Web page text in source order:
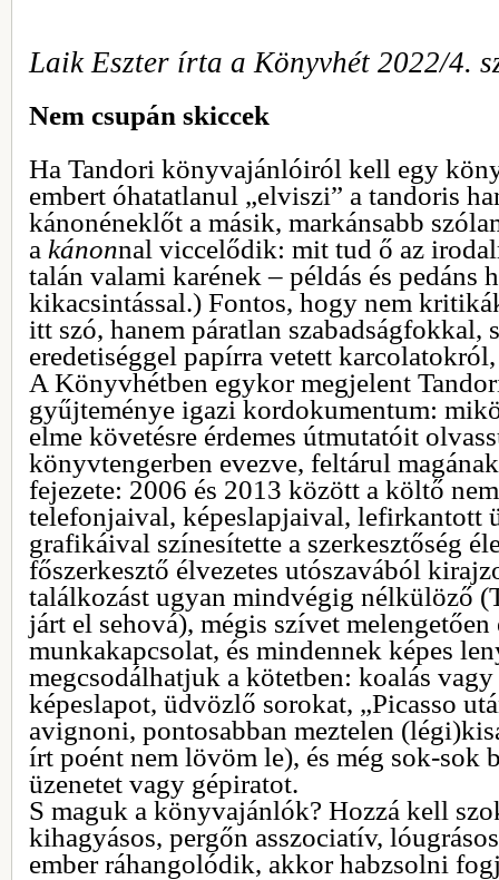
Laik Eszter írta a Könyvhét 2022/4.
Nem csupán skiccek
Ha Tandori könyvajánlóiról kell egy
embert óhatatlanul „elviszi” a tandoris
kánonéneklőt a másik, markánsabb
a kánonnal viccelődik: mit tud ő az
talán valami karének – példás és pedáns
kikacsintással.) Fontos, hogy nem
itt szó, hanem páratlan szabadságfokkal,
eredetiséggel papírra vetett
A Könyvhétben egykor megjelent
gyűjteménye igazi kordokumentum:
elme követésre érdemes útmutatóit
könyvtengerben evezve, feltárul
fejezete: 2006 és 2013 között a költő
telefonjaival, képeslapjaival, lefirkantott
grafikáival színesítette a szerkesztőség
főszerkesztő élvezetes utószavából
találkozást ugyan mindvégig nélkülöző
járt el sehová), mégis szívet
munkakapcsolat, és mindennek képes
megcsodálhatjuk a kötetben: koalás vagy
képeslapot, üdvözlő sorokat, „Picasso
avignoni, pontosabban meztelen
írt poént nem lövöm le), és még sok-sok
üzenetet vagy gépiratot.
S maguk a könyvajánlók? Hozzá kell
kihagyásos, pergőn asszociatív,
ember ráhangolódik, akkor habzsolni